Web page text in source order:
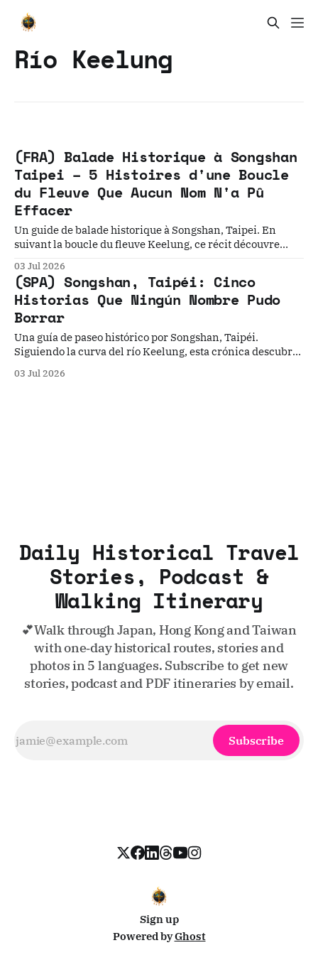
Río Keelung
(FRA) Balade Historique à Songshan
Taipei – 5 Histoires d'une Boucle
du Fleuve Que Aucun Nom N'a Pû
Effacer
Un guide de balade historique à Songshan, Taipei. En
suivant la boucle du fleuve Keelung, ce récit découvre
temples réorientés, jusqu'aux aérodromes de guerre—
offrant un voyage sensoriel à travers trois siècles de
transformations urbaines.
03 Jul 2026
(SPA) Songshan, Taipéi: Cinco
Historias Que Ningún Nombre Pudo
Borrar
Una guía de paseo histórico por Songshan, Taipéi.
Siguiendo la curva del río Keelung, esta crónica descubre
templos reorientados hasta aeródromos de guerra y
03 Jul 2026
Daily Historical Travel
Stories, Podcast &
Walking Itinerary
💕Walk through Japan, Hong Kong and Taiwan
with one‑day historical routes, stories and
photos in 5 languages. Subscribe to get new
stories, podcast and PDF itineraries by email.
Subscribe
Sign up
Powered byGhost